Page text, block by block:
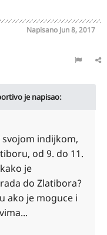
Napisano Jun 8, 2017
je napisao:
indijkom,
od 9. do 11.
je
do Zlatibora?
ako je moguce i